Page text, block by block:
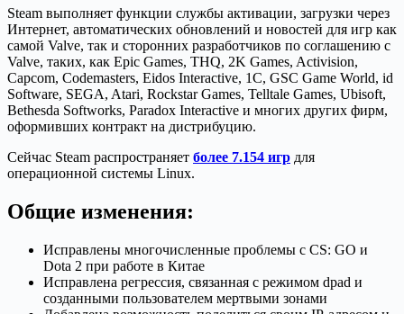
Steam выполняет функции службы активации, загрузки через
Интернет, автоматических обновлений и новостей для игр как
самой Valve, так и сторонних разработчиков по соглашению с
Valve, таких, как Epic Games, THQ, 2K Games, Activision,
Capcom, Codemasters, Eidos Interactive, 1С, GSC Game World, id
Software, SEGA, Atari, Rockstar Games, Telltale Games, Ubisoft,
Bethesda Softworks, Paradox Interactive и многих других фирм,
оформивших контракт на дистрибуцию.
Сейчас Steam распространяет более 7.154 игр для
операционной системы Linux.
Общие изменения:
Исправлены многочисленные проблемы с CS: GO и
Dota 2 при работе в Китае
Исправлена ​​регрессия, связанная с режимом dpad и
созданными пользователем мертвыми зонами